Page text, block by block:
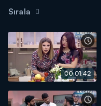
Sırala
00:01:42